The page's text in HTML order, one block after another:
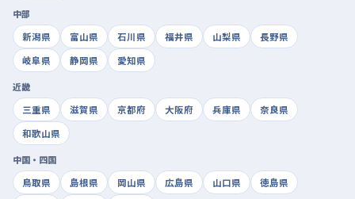
中部
新潟県
富山県 石川県 福井県 山梨県
長野県
岐阜県
静岡県 愛知県
近畿
三重県
滋賀県 京都府 大阪府 兵庫県
奈良県
和歌山県
中国・四国
鳥取県
島根県 岡山県 広島県 山口県
徳島県